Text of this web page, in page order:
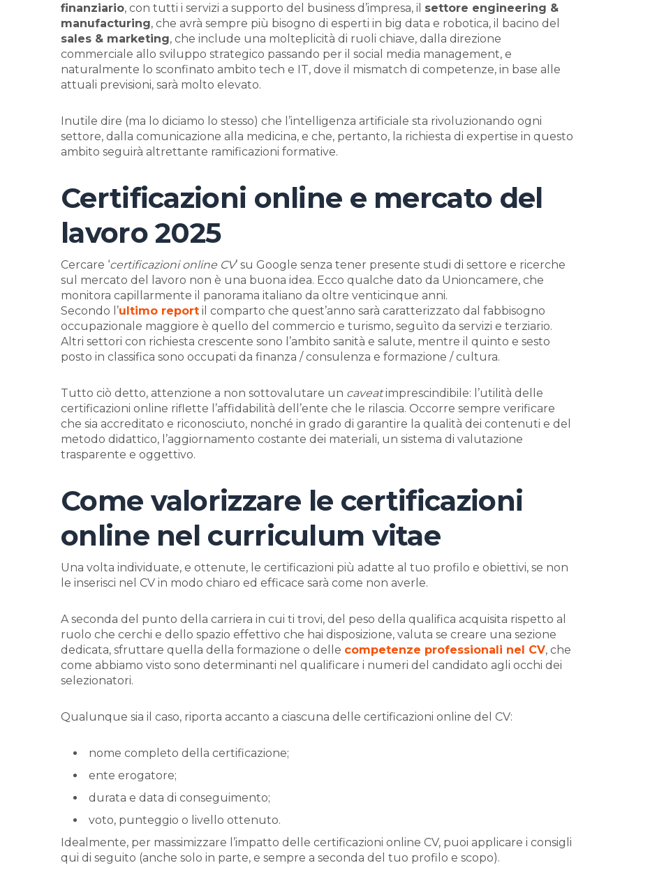
finanziario, con tutti i servizi a supporto del business d’impresa, il settore engineering &
manufacturing, che avrà sempre più bisogno di esperti in big data e robotica, il bacino del
sales & marketing, che include una molteplicità di ruoli chiave, dalla direzione
commerciale allo sviluppo strategico passando per il social media management, e
naturalmente lo sconfinato ambito tech e IT, dove il mismatch di competenze, in base alle
attuali previsioni, sarà molto elevato.
Inutile dire (ma lo diciamo lo stesso) che l’intelligenza artificiale sta rivoluzionando ogni
settore, dalla comunicazione alla medicina, e che, pertanto, la richiesta di expertise in questo
ambito seguirà altrettante ramificazioni formative.
Certificazioni online e mercato del
lavoro 2025
Cercare ‘certificazioni online CV’ su Google senza tener presente studi di settore e ricerche
sul mercato del lavoro non è una buona idea. Ecco qualche dato da Unioncamere, che
monitora capillarmente il panorama italiano da oltre venticinque anni.
Secondo l’ultimo report il comparto che quest’anno sarà caratterizzato dal fabbisogno
occupazionale maggiore è quello del commercio e turismo, seguìto da servizi e terziario.
Altri settori con richiesta crescente sono l’ambito sanità e salute, mentre il quinto e sesto
posto in classifica sono occupati da finanza / consulenza e formazione / cultura.
Tutto ciò detto, attenzione a non sottovalutare un caveatimprescindibile: l’utilità delle
certificazioni online riflette l’affidabilità dell’ente che le rilascia. Occorre sempre verificare
che sia accreditato e riconosciuto, nonché in grado di garantire la qualità dei contenuti e del
metodo didattico, l’aggiornamento costante dei materiali, un sistema di valutazione
trasparente e oggettivo.
Come valorizzare le certificazioni
online nel curriculum vitae
Una volta individuate, e ottenute, le certificazioni più adatte al tuo profilo e obiettivi, se non
le inserisci nel CV in modo chiaro ed efficace sarà come non averle.
A seconda del punto della carriera in cui ti trovi, del peso della qualifica acquisita rispetto al
ruolo che cerchi e dello spazio effettivo che hai disposizione, valuta se creare una sezione
dedicata, sfruttare quella della formazione o delle competenze professionali nel CV, che
come abbiamo visto sono determinanti nel qualificare i numeri del candidato agli occhi dei
selezionatori.
Qualunque sia il caso, riporta accanto a ciascuna delle certificazioni online del CV:
nome completo della certificazione;
ente erogatore;
durata e data di conseguimento;
voto, punteggio o livello ottenuto.
Idealmente, per massimizzare l’impatto delle certificazioni online CV, puoi applicare i consigli
qui di seguito (anche solo in parte, e sempre a seconda del tuo profilo e scopo).